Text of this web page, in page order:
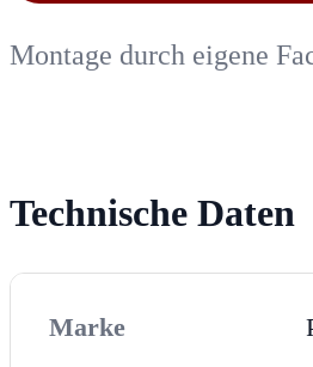
Montage durch eigene
Technische Daten
Marke